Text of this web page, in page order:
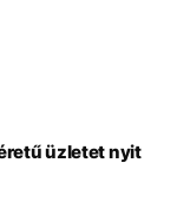
üzletet nyit